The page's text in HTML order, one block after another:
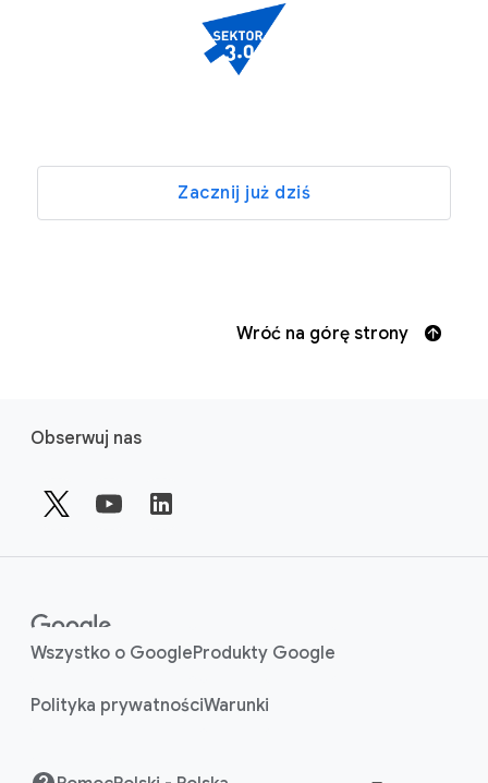
Zacznij już dziś
Wróć na górę strony
r
Obserwuj nas
Wszystko o GoogleProdukty Google
Polityka prywatnościWarunki